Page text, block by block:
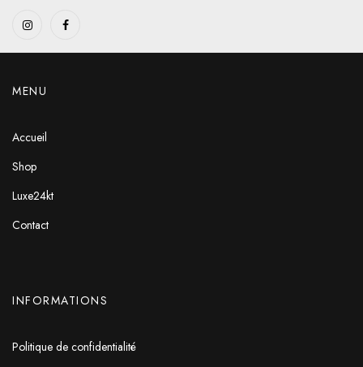
MENU
Accueil
Shop
Luxe24kt
Contact
INFORMATIONS
Politique de confidentialité